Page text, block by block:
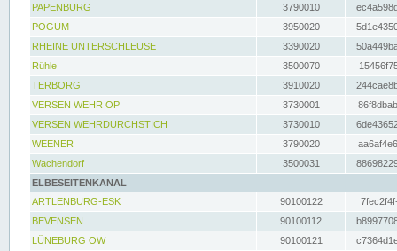
PAPENBURG
3790010
POGUM
3950020
RHEINE UNTERSCHLEUSE
3390020
Rühle
3500070
TERBORG
3910020
VERSEN WEHR OP
3730001
VERSEN WEHRDURCHSTICH
3730010
WEENER
3790020
Wachendorf
3500031
ELBESEITENKANAL
ARTLENBURG-ESK
90100122
BEVENSEN
90100112
LÜNEBURG OW
90100121